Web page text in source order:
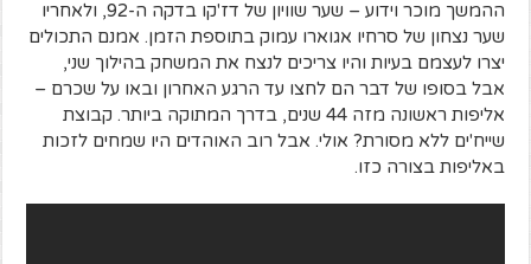
ההמשך מוכר וידוע – שער שוויון של דז'קו בדקה ה-92, ולאחריו
שער נצחון של סרחיו אגוארו עמוק בתוספת הזמן. אמנם התכולים
יצרו לעצמם בעיות והיו צריכים לנצח את המשחק בהילוך שני,
אבל בסופו של דבר הם לחצו עד הרגע האחרון ובאו על שכרם –
אליפות ראשונה מזה 44 שנים, בדרך המתוקה ביותר. קבוצת
שייח'ים ללא מסורת? אולי. אבל רוב האוהדים היו שמחים לזכות
באליפות בצורה כזו.